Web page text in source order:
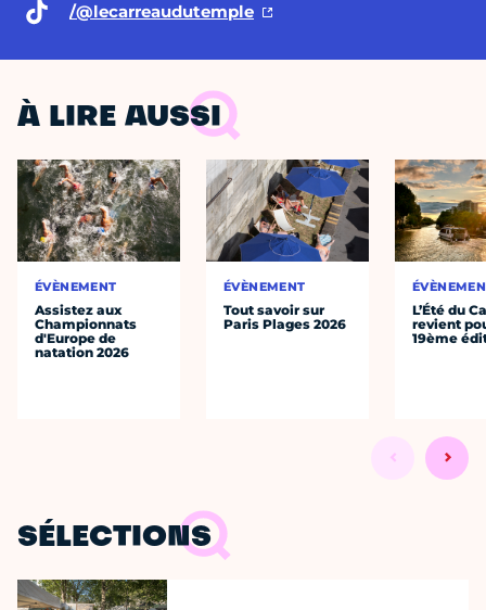
/@lecarreaudutemple
À LIRE AUSSI
ÉVÈNEMENT
Assistez aux
Championnats
d'Europe de
natation 2026
ÉVÈNEMENT
Tout savoir sur
Paris Plages 2026
L’Été du
revient
19ème
SÉLECTIONS